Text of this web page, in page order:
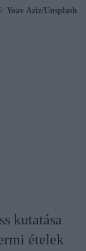
Yoav Aziz/Unsplash
kutatása
ételek